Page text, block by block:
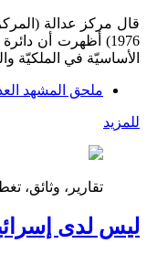
1976) أظهرت أن
الأساسيّة في الملكيّة
ملحق المشهد العدد
للمزيد
تقارير، وثائق،
ليس لدى